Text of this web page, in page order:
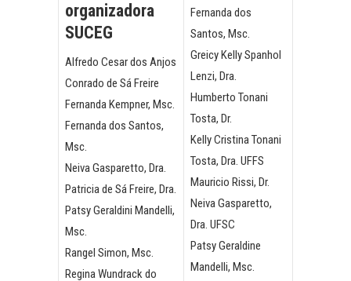
organizadora
SUCEG
Alfredo Cesar dos Anjos
Conrado de Sá Freire
Fernanda Kempner, Msc.
Fernanda dos Santos,
Msc.
Neiva Gasparetto, Dra.
Patricia de Sá Freire, Dra.
Patsy Geraldini Mandelli,
Msc.
Rangel Simon, Msc.
Regina Wundrack do
Fernanda dos
Santos, Msc.
Greicy Kelly Spanhol
Lenzi, Dra.
Humberto Tonani
Tosta, Dr.
Kelly Cristina Tonani
Tosta, Dra. UFFS
Mauricio Rissi, Dr.
Neiva Gasparetto,
Dra. UFSC
Patsy Geraldine
Mandelli, Msc.